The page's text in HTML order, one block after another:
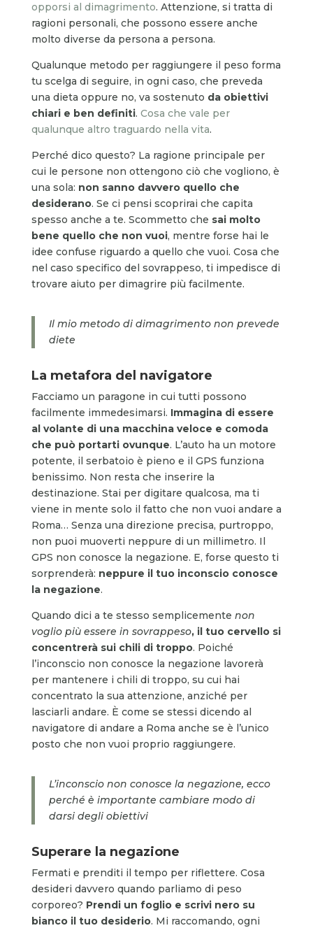
opporsi al dimagrimento. Attenzione, si tratta di
ragioni personali, che possono essere anche
molto diverse da persona a persona.
Qualunque metodo per raggiungere il peso forma
tu scelga di seguire, in ogni caso, che preveda
una dieta oppure no, va sostenuto da obiettivi
chiari e ben definiti. Cosa che vale per
qualunque altro traguardo nella vita.
Perché dico questo? La ragione principale per
cui le persone non ottengono ciò che vogliono, è
una sola: non sanno davvero quello che
desiderano. Se ci pensi scoprirai che capita
spesso anche a te. Scommetto che sai molto
bene quello che non vuoi, mentre forse hai le
idee confuse riguardo a quello che vuoi. Cosa che
nel caso specifico del sovrappeso, ti impedisce di
trovare aiuto per dimagrire più facilmente.
Il mio metodo di dimagrimento non prevede
diete
La metafora del navigatore
Facciamo un paragone in cui tutti possono
facilmente immedesimarsi. Immagina di essere
al volante di una macchina veloce e comoda
che può portarti ovunque. L’auto ha un motore
potente, il serbatoio è pieno e il GPS funziona
benissimo. Non resta che inserire la
destinazione. Stai per digitare qualcosa, ma ti
viene in mente solo il fatto che non vuoi andare a
Roma… Senza una direzione precisa, purtroppo,
non puoi muoverti neppure di un millimetro. Il
GPS non conosce la negazione. E, forse questo ti
sorprenderà: neppure il tuo inconscio conosce
la negazione.
Quando dici a te stesso semplicemente non
voglio più essere in sovrappeso, il tuo cervello si
concentrerà sui chili di troppo. Poiché
l’inconscio non conosce la negazione lavorerà
per mantenere i chili di troppo, su cui hai
concentrato la sua attenzione, anziché per
lasciarli andare. È come se stessi dicendo al
navigatore di andare a Roma anche se è l’unico
posto che non vuoi proprio raggiungere.
L’inconscio non conosce la negazione, ecco
perché è importante cambiare modo di
darsi degli obiettivi
Superare la negazione
Fermati e prenditi il tempo per riflettere. Cosa
desideri davvero quando parliamo di peso
corporeo? Prendi un foglio e scrivi nero su
bianco il tuo desiderio. Mi raccomando, ogni